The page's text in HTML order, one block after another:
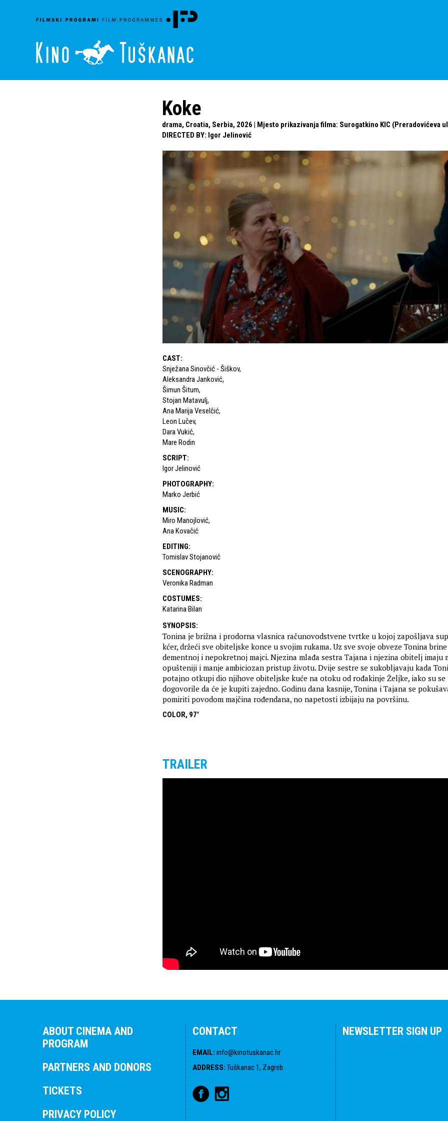
Koke
drama, Croatia, Serbia, 2026 | Mjesto prikazivanja filma: Surogatkino KIC (Preradovićeva
DIRECTED BY: Igor Jelinović
CAST:
Snježana Sinovčić - Šiškov,
Aleksandra Janković,
Šimun Šitum,
Stojan Matavulj,
Ana Marija Veselčić,
Leon Lučev,
Dara Vukić,
Mare Rodin
SCRIPT:
Igor Jelinović
PHOTOGRAPHY:
Marko Jerbić
MUSIC:
Miro Manojlović,
Ana Kovačić
EDITING:
Tomislav Stojanović
SCENOGRAPHY:
Veronika Radman
COSTUMES:
Katarina Bilan
SYNOPSIS:
Tonina je brižna i prodorna vlasnica računovodstvene tvrtke u kojoj zapošljava
kćer, držeći sve obiteljske konce u svojim rukama. Uz sve svoje obveze Tonina
dementnoj i nepokretnoj majci. Njezina mlađa sestra Tajana i njezina obitelj imaju
opušteniji i manje ambiciozan pristup životu. Dvije sestre se sukobljavaju kada
potajno otkupi dio njihove obiteljske kuće na otoku od rođakinje Željke, iako su se
dogovorile da će je kupiti zajedno. Godinu dana kasnije, Tonina i Tajana se
pomiriti povodom majčina rođendana, no napetosti izbijaju na površinu.
COLOR, 97'
TRAILER
ABOUT CINEMA AND
PROGRAM
PARTNERS AND DONORS
TICKETS
PRIVACY POLICY
CONTACT
EMAIL: info@kinotuskanac.hr
ADDRESS: Tuškanac 1, Zagreb
NEWSLETTER SIGN UP